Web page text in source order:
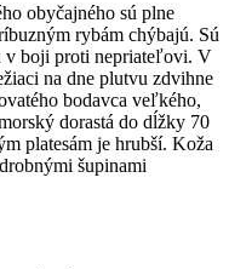
obyčajného sú plne
rybám chýbajú. Sú
v boji proti nepriateľovi. V
na dne plutvu zdvihne
bodavca veľkého,
dorastá do dĺžky 70
platesám je hrubší. Koža
šupinami